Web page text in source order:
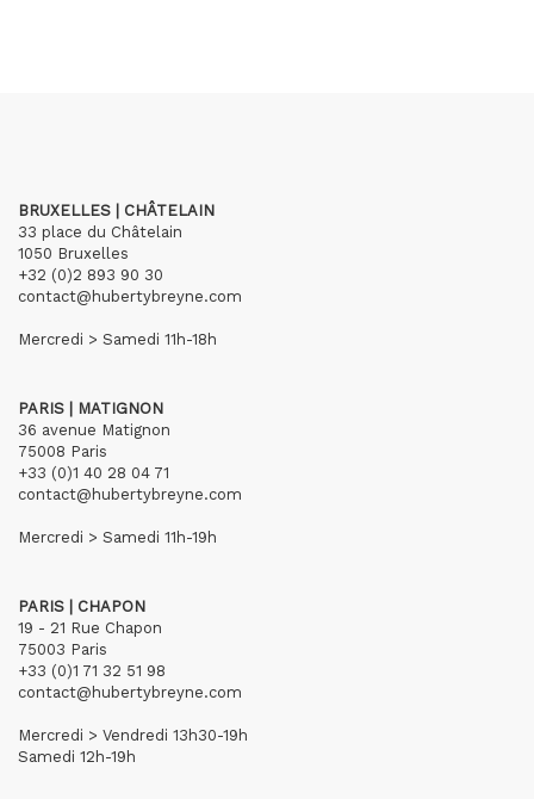
BRUXELLES | CHÂTELAIN
33 place du Châtelain
1050 Bruxelles
+32 (0)2 893 90 30
contact@hubertybreyne.com
Mercredi > Samedi 11h-18h
PARIS | MATIGNON
36 avenue Matignon
75008 Paris
+33 (0)1 40 28 04 71
contact@hubertybreyne.com
Mercredi > Samedi 11h-19h
PARIS | CHAPON
19 - 21 Rue Chapon
75003 Paris
+33 (0)1 71 32 51 98
contact@hubertybreyne.com
Mercredi > Vendredi 13h30-19h
Samedi 12h-19h